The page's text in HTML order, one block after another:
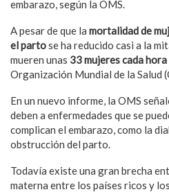
embarazo, según la OMS.
A pesar de que la mortalidad de
el partose ha reducido casi a la
mueren unas 33 mujeres cada
Organización Mundial de la Salud
En un nuevo informe, la OMS
deben a enfermedades que se
complican el embarazo, como la
obstrucción del parto.
Todavía existe una gran brecha
materna entre los países ricos y